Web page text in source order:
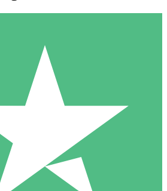
Credit-Pakete
mit Download-Credits. Keine
Verpflichtung erforderlich.
10 00